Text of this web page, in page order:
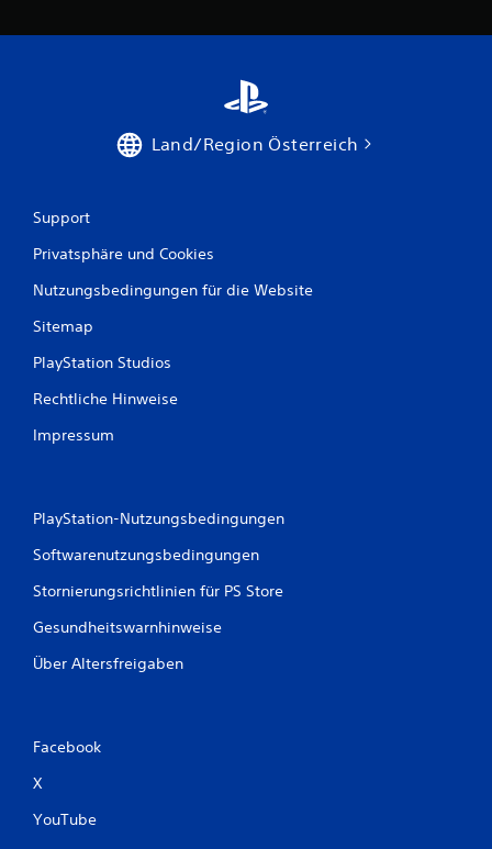
Land/Region Österreich
Support
Privatsphäre und Cookies
Nutzungsbedingungen für die Website
Sitemap
PlayStation Studios
Rechtliche Hinweise
Impressum
PlayStation-Nutzungsbedingungen
Softwarenutzungsbedingungen
Stornierungsrichtlinien für PS Store
Gesundheitswarnhinweise
Über Altersfreigaben
Facebook
X
YouTube